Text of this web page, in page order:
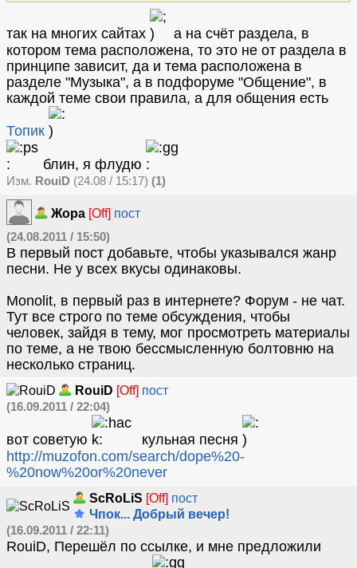
так на многих сайтах
а на счёт раздела, в
котором тема расположена, то это не от раздела в
принципе зависит, да и тема расположена в
разделе "Музыка", а в подфоруме "Общение", в
каждой теме свои правила, а для общения есть
Топик
блин, я флудю
Изм. RouiD (24.08 / 15:17) (1)
Жора [Off] пост
(24.08.2011 / 15:50)
В первый пост добавьте, чтобы указывался жанр
песни. Не у всех вкусы одинаковы.
Monolit, в первый раз в интернете? Форум - не чат.
Тут все строго по теме обсуждения, чтобы
человек, зайдя в тему, мог просмотреть материалы
по теме, а не твою бессмысленную болтовню на
несколько страниц.
RouiD [Off] пост
(16.09.2011 / 22:04)
вот советую
кульная песня
http://muzofon.com/search/dope%20-
%20now%20or%20never
ScRoLiS [Off] пост
Чпок... Добрый вечер!
(16.09.2011 / 22:11)
RouiD, Перешёл по ссылке, и мне прeдложили